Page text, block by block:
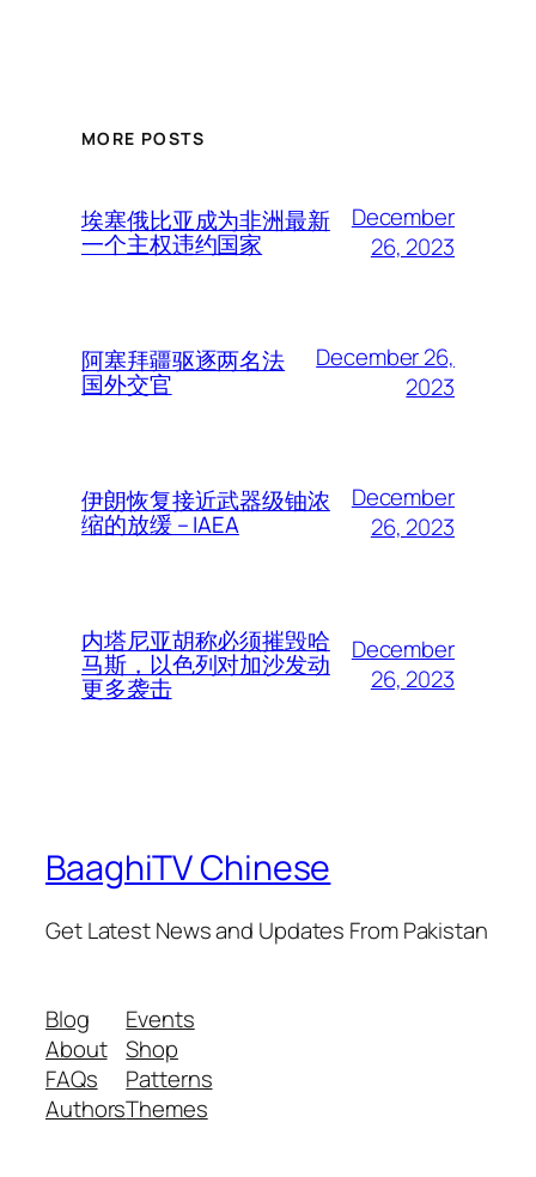
MORE POSTS
埃塞俄比亚成为非洲最新
一个主权违约国家
December
26, 2023
阿塞拜疆驱逐两名法
国外交官
December 26,
2023
伊朗恢复接近武器级铀浓
缩的放缓 – IAEA
December
26, 2023
内塔尼亚胡称必须摧毁哈
马斯，以色列对加沙发动
更多袭击
December
26, 2023
BaaghiTV Chinese
Get Latest News and Updates From Pakistan
Blog
About
FAQs
Authors
Events
Shop
Patterns
Themes